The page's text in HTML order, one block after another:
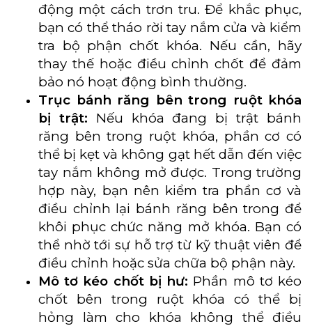
động một cách trơn tru. Để khắc phục,
bạn có thể tháo rời tay nắm cửa và kiểm
tra bộ phận chốt khóa. Nếu cần, hãy
thay thế hoặc điều chỉnh chốt để đảm
bảo nó hoạt động bình thường.
Trục bánh răng bên trong ruột khóa
bị trật: Nếu khóa đang bị trật bánh
răng bên trong ruột khóa, phần cơ có
thể bị kẹt và không gạt hết dẫn đến việc
tay nắm không mở được. Trong trường
hợp này, bạn nên kiểm tra phần cơ và
điều chỉnh lại bánh răng bên trong để
khôi phục chức năng mở khóa. Bạn có
thể nhờ tới sự hỗ trợ từ kỹ thuật viên để
điều chỉnh hoặc sửa chữa bộ phận này.
Mô tơ kéo chốt bị hư: Phần mô tơ kéo
chốt bên trong ruột khóa có thể bị
hỏng làm cho khóa không thể điều